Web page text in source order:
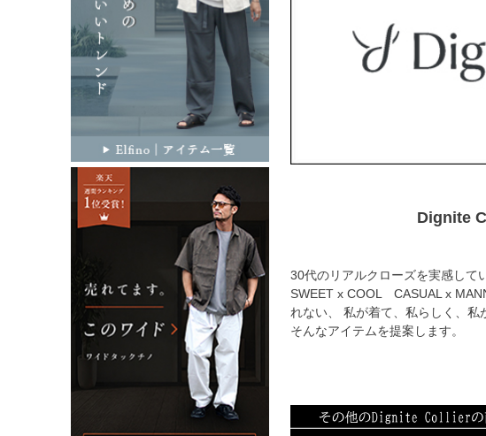
Dignite
30代のリアルクローズを実感して
SWEET x COOL CASUAL x
れない、 私が着て、私らしく、私
そんなアイテムを提案します。